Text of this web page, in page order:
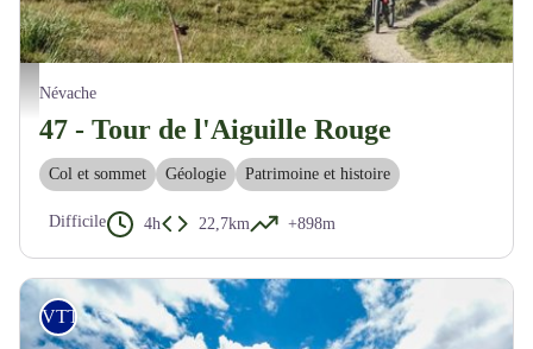
Beaux sentiers dans la Vallée Etroite - M. Buffet
Névache
47 - Tour de l'Aiguille Rouge
Col et sommet Géologie Patrimoine et histoire
Difficile 4h 22,7km +898m
VTT